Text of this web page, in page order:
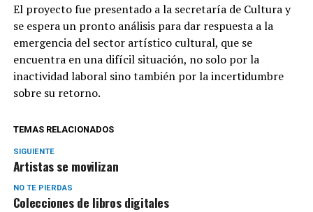
El proyecto fue presentado a la secretaría de Cultura y
se espera un pronto análisis para dar respuesta a la
emergencia del sector artístico cultural, que se
encuentra en una difícil situación, no solo por la
inactividad laboral sino también por la incertidumbre
sobre su retorno.
TEMAS RELACIONADOS
SIGUIENTE
Artistas se movilizan
NO TE PIERDAS
Colecciones de libros digitales